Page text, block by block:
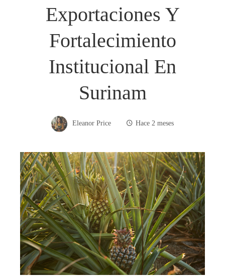
Exportaciones Y
Fortalecimiento
Institucional En
Surinam
Eleanor Price Hace 2 meses